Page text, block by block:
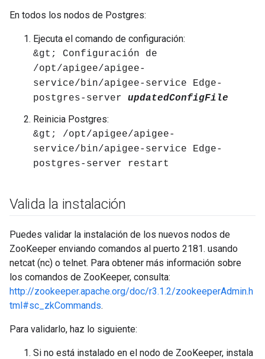
En todos los nodos de Postgres:
Ejecuta el comando de configuración:
&gt; Configuración de
/opt/apigee/apigee-
service/bin/apigee-service Edge-
postgres-server updatedConfigFile
Reinicia Postgres:
&gt; /opt/apigee/apigee-
service/bin/apigee-service Edge-
postgres-server restart
Valida la instalación
Puedes validar la instalación de los nuevos nodos de
ZooKeeper enviando comandos al puerto 2181. usando
netcat (nc) o telnet. Para obtener más información sobre
los comandos de ZooKeeper, consulta:
http://zookeeper.apache.org/doc/r3.1.2/zookeeperAdmin.h
tml#sc_zkCommands.
Para validarlo, haz lo siguiente:
Si no está instalado en el nodo de ZooKeeper, instala